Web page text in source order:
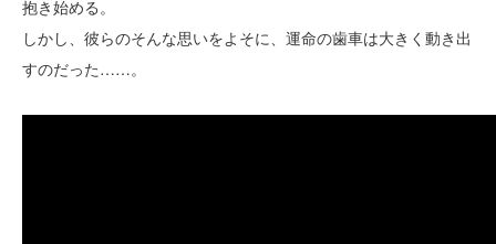
抱き始める。
しかし、彼らのそんな思いをよそに、運命の歯車は大きく動き出
すのだった……。